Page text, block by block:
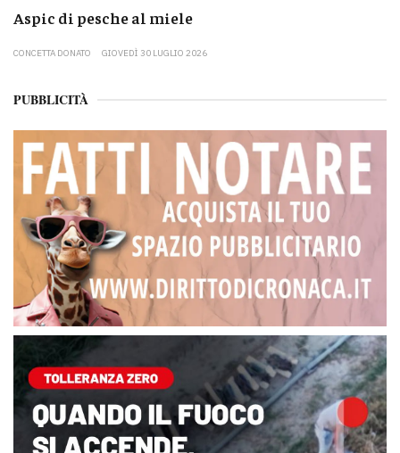
Aspic di pesche al miele
CONCETTA DONATO GIOVEDÌ 30 LUGLIO 2026
PUBBLICITÀ